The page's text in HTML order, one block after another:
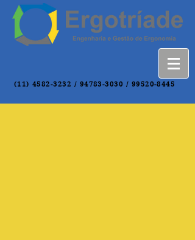
(11) 4582-3232 / 94783-3030 / 99520-8445